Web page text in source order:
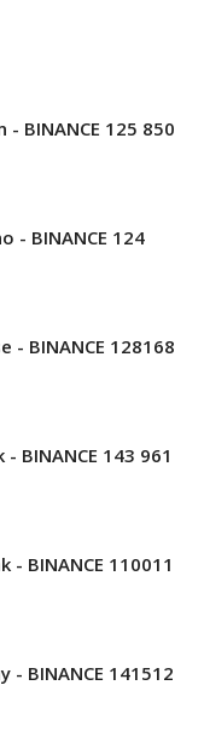
BINANCE 125 850
- BINANCE 124
BINANCE 128168
BINANCE 143 961
BINANCE 110011
BINANCE 141512